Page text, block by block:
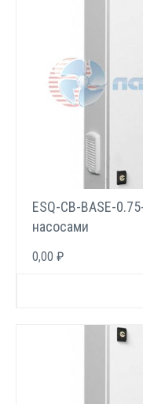
ESQ-CB-BASE-
насосами
0,00 ₽